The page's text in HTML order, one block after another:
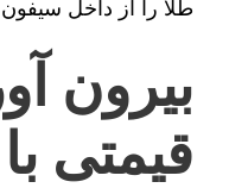
طلا را از داخل
بیرون
قیمتی